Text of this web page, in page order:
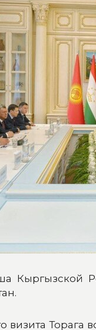
Кыргызской
визита Торага